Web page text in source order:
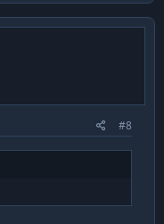
#8